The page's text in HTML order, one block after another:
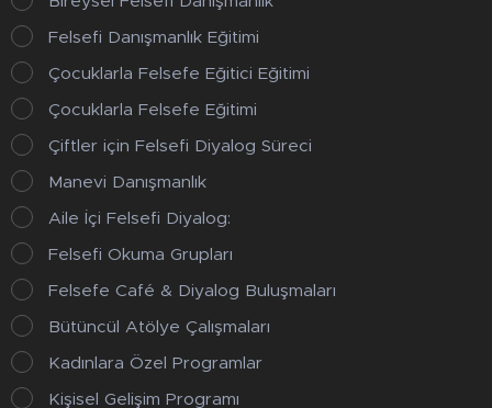
Felsefi Danışmanlık Eğitimi
Çocuklarla Felsefe Eğitici Eğitimi
Çocuklarla Felsefe Eğitimi
Çiftler için Felsefi Diyalog Süreci
Manevi Danışmanlık
Aile İçi Felsefi Diyalog:
Felsefi Okuma Grupları
Felsefe Café & Diyalog Buluşmaları
Bütüncül Atölye Çalışmaları
Kadınlara Özel Programlar
Kişisel Gelişim Programı